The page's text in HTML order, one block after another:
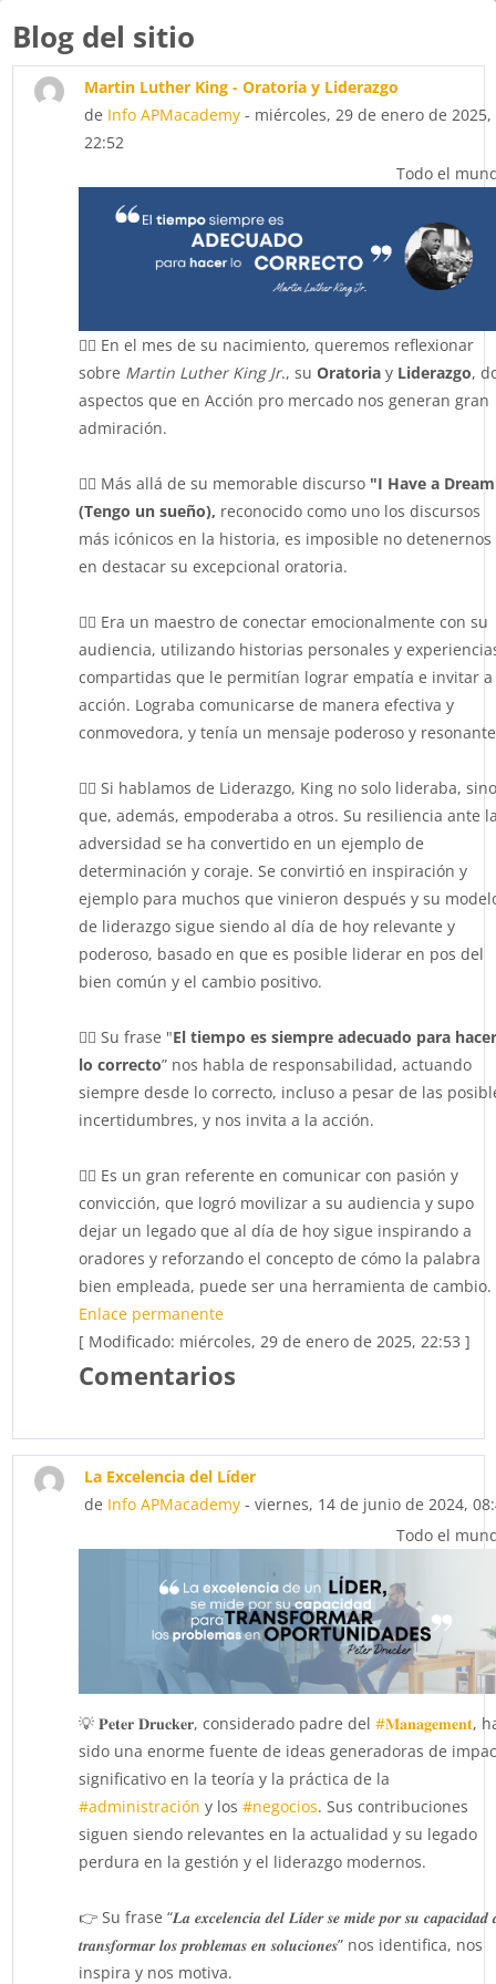
Blog del sitio
Martin Luther King - Oratoria y Liderazgo
de Info APMacademy - miércoles, 29 de enero de 2025,
22:52
Todo el
👉🏻 En el mes de su nacimiento, queremos reflexionar
sobre Martin Luther King Jr., su Oratoria y Liderazgo,
aspectos que en Acción pro mercado nos generan gran
admiración.
👉🏻 Más allá de su memorable discurso "I Have a
(Tengo un sueño), reconocido como uno los discursos
más icónicos en la historia, es imposible no detenernos
en destacar su excepcional oratoria.
👉🏻 Era un maestro de conectar emocionalmente con su
audiencia, utilizando historias personales y
compartidas que le permitían lograr empatía e invitar a
acción. Lograba comunicarse de manera efectiva y
conmovedora, y tenía un mensaje poderoso y
👉🏻 Si hablamos de Liderazgo, King no solo lideraba, sino
que, además, empoderaba a otros. Su resiliencia ante
adversidad se ha convertido en un ejemplo de
determinación y coraje. Se convirtió en inspiración y
ejemplo para muchos que vinieron después y su
de liderazgo sigue siendo al día de hoy relevante y
poderoso, basado en que es posible liderar en pos del
bien común y el cambio positivo.
👉🏻 Su frase "El tiempo es siempre adecuado para hacer
lo correcto” nos habla de responsabilidad, actuando
siempre desde lo correcto, incluso a pesar de las
incertidumbres, y nos invita a la acción.
👉🏻 Es un gran referente en comunicar con pasión y
convicción, que logró movilizar a su audiencia y supo
dejar un legado que al día de hoy sigue inspirando a
oradores y reforzando el concepto de cómo la palabra
bien empleada, puede ser una herramienta de cambio.
Enlace permanente
[ Modificado: miércoles, 29 de enero de 2025, 22:53 ]
Comentarios
La Excelencia del Líder
de Info APMacademy - viernes, 14 de junio de 2024,
Todo el
💡 𝐏𝐞𝐭𝐞𝐫 𝐃𝐫𝐮𝐜𝐤𝐞𝐫, considerado padre del #𝐌𝐚𝐧𝐚𝐠𝐞𝐦𝐞𝐧𝐭,
sido una enorme fuente de ideas generadoras de
significativo en la teoría y la práctica de la
#administración y los #negocios. Sus contribuciones
siguen siendo relevantes en la actualidad y su legado
perdura en la gestión y el liderazgo modernos.
👉 Su frase “𝑳𝒂 𝒆𝒙𝒄𝒆𝒍𝒆𝒏𝒄𝒊𝒂 𝒅𝒆𝒍 𝑳𝒊́𝒅𝒆𝒓 𝒔𝒆 𝒎𝒊𝒅𝒆 𝒑𝒐𝒓 𝒔𝒖 𝒄𝒂𝒑𝒂𝒄𝒊𝒅𝒂𝒅
𝒕𝒓𝒂𝒏𝒔𝒇𝒐𝒓𝒎𝒂𝒓 𝒍𝒐𝒔 𝒑𝒓𝒐𝒃𝒍𝒆𝒎𝒂𝒔 𝒆𝒏 𝒔𝒐𝒍𝒖𝒄𝒊𝒐𝒏𝒆𝒔” nos identifica, nos
inspira y nos motiva.